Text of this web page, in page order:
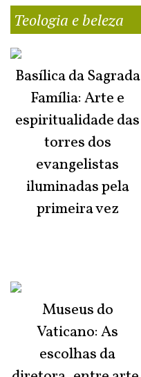
Teologia e beleza
Basílica da Sagrada
Família: Arte e
espiritualidade das
torres dos
evangelistas
iluminadas pela
primeira vez
Museus do
Vaticano: As
escolhas da